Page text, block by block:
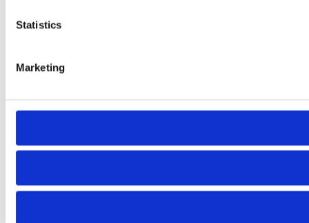
Statistics
Marketing